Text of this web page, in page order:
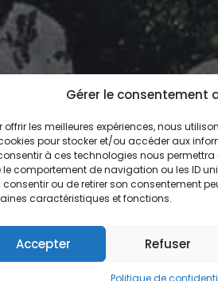
Gérer le consentement
offrir les meilleures expériences, nous
pour stocker et/ou accéder aux
à ces technologies nous permettra
le comportement de navigation ou les ID
ou de retirer son consentement
caractéristiques et fonctions.
Accepter Refuser
Politique de
ariege@ffrandonnee.fr